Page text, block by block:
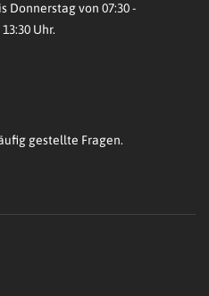
Donnerstag von 07:30 -
Uhr.
gestellte Fragen.